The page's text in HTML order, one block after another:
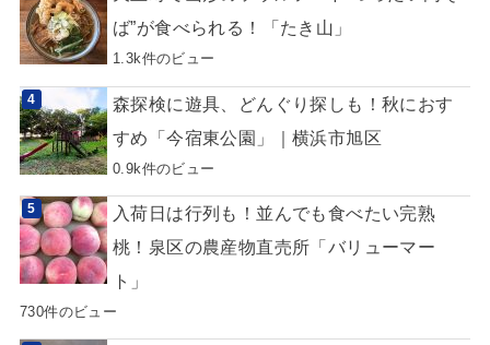
ば”が食べられる！「たき山」
1.3k件のビュー
森探検に遊具、どんぐり探しも！秋におす
すめ「今宿東公園」｜横浜市旭区
0.9k件のビュー
入荷日は行列も！並んでも食べたい完熟
桃！泉区の農産物直売所「バリューマー
ト」
730件のビュー